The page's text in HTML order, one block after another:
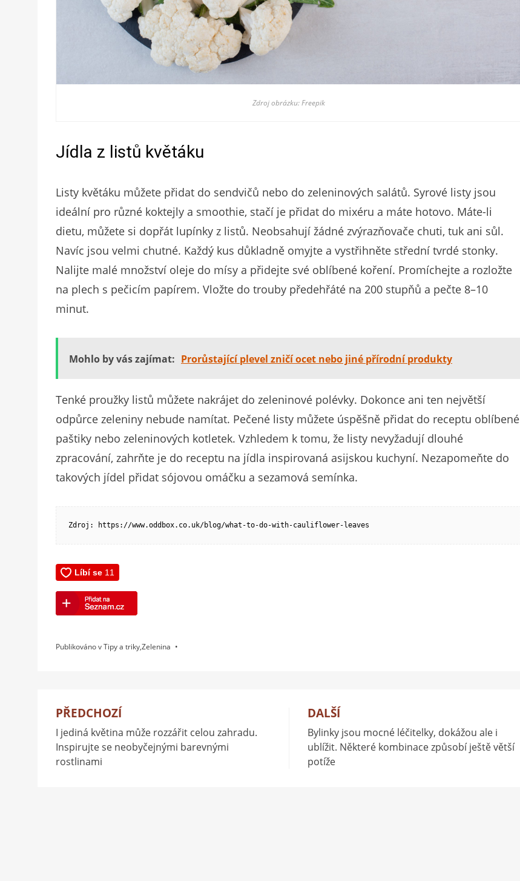
Zdroj obrázku: Freepik
Jídla z listů květáku
Listy květáku můžete přidat do sendvičů nebo do zeleninových salátů. Syrové listy jsou
ideální pro různé koktejly a smoothie, stačí je přidat do mixéru a máte hotovo. Máte-li
dietu, můžete si dopřát lupínky z listů. Neobsahují žádné zvýrazňovače chuti, tuk ani sůl.
Navíc jsou velmi chutné. Každý kus důkladně omyjte a vystřihněte střední tvrdé stonky.
Nalijte malé množství oleje do mísy a přidejte své oblíbené koření. Promíchejte a rozložte
na plech s pečicím papírem. Vložte do trouby předehřáté na 200 stupňů a pečte 8–10
minut.
Mohlo by vás zajímat: Prorůstající plevel zničí ocet nebo jiné přírodní produkty
Tenké proužky listů můžete nakrájet do zeleninové polévky. Dokonce ani ten největší
odpůrce zeleniny nebude namítat. Pečené listy můžete úspěšně přidat do receptu oblíbené
paštiky nebo zeleninových kotletek. Vzhledem k tomu, že listy nevyžadují dlouhé
zpracování, zahrňte je do receptu na jídla inspirovaná asijskou kuchyní. Nezapomeňte do
takových jídel přidat sójovou omáčku a sezamová semínka.
Zdroj: https://www.oddbox.co.uk/blog/what-to-do-with-cauliflower-leaves
Publikováno vTipy a triky,Zelenina
Navigace
pro
příspěvek
PŘEDCHOZÍ
I jediná květina může rozzářit celou zahradu.
Inspirujte se neobyčejnými barevnými
rostlinami
DALŠÍ
Bylinky jsou mocné léčitelky, dokážou ale i
ublížit. Některé kombinace způsobí ještě větší
potíže